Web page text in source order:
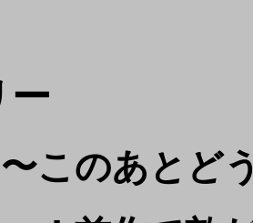
ー
このあとど